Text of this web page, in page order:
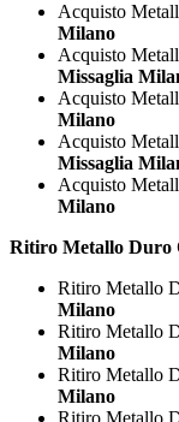
Acquisto
Milano
Acquisto
Missaglia
Acquisto
Milano
Acquisto
Missaglia
Acquisto
Milano
Ritiro Metallo Duro
Ritiro Metallo
Milano
Ritiro Metallo
Milano
Ritiro Metallo
Milano
Ritiro Metallo